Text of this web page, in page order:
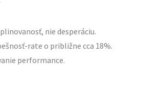
nie desperáciu.
rate o približne cca 18%.
performance.